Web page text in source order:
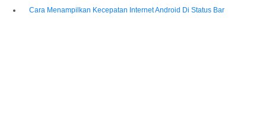
Cara Menampilkan Kecepatan Internet Android Di Status Bar